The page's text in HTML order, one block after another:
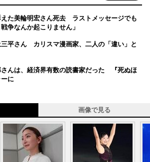
た美輪明宏さん死去 ラストメッセージでも
争なんか起こりません」
平さん カリスマ漫画家、二人の「違い」と
んは、経済界有数の読書家だった 『死ぬほ
に
画像で見る